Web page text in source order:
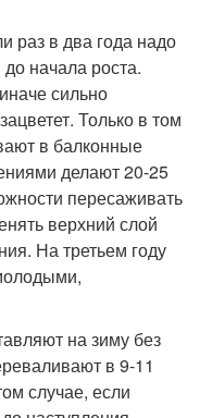
раз в два года надо
начала роста.
сильно
Только в том
в балконные
делают 20-25
пересаживать
верхний слой
На третьем году
на зиму без
в 9-11
случае, если